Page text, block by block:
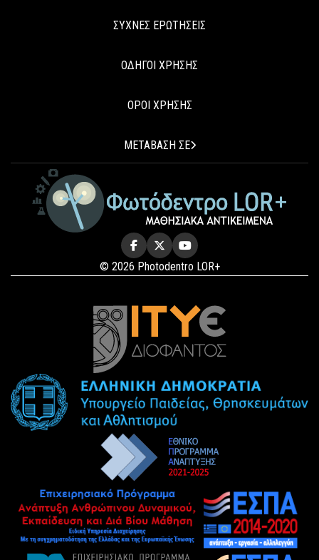
ΣΥΧΝΕΣ ΕΡΩΤΗΣΕΙΣ
ΟΔΗΓΟΙ ΧΡΗΣΗΣ
ΟΡΟΙ ΧΡΗΣΗΣ
ΜΕΤΑΒΑΣΗ ΣΕ
© 2026 Photodentro LOR+